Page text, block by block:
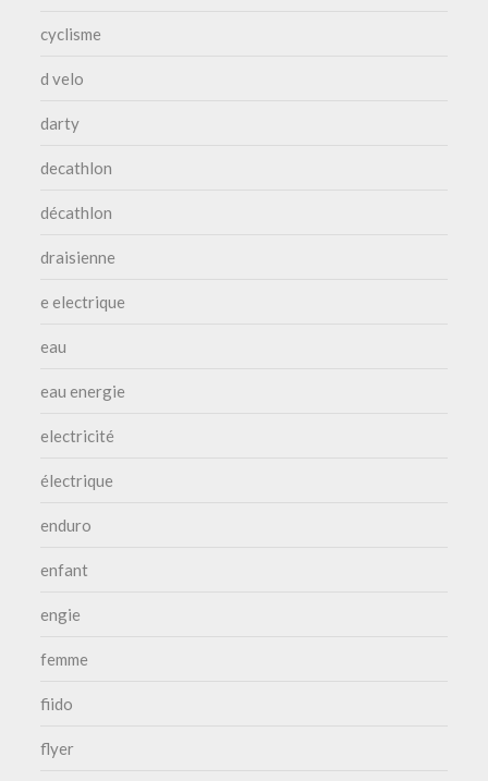
cyclisme
d velo
darty
decathlon
décathlon
draisienne
e electrique
eau
eau energie
electricité
électrique
enduro
enfant
engie
femme
fiido
flyer